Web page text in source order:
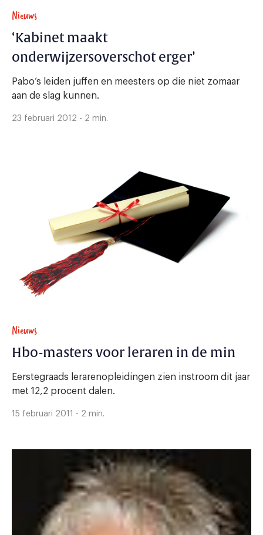
Nieuws
‘Kabinet maakt
onderwijzersoverschot erger’
Pabo’s leiden juffen en meesters op die niet zomaar
aan de slag kunnen.
23 februari 2012 - 2 min.
Nieuws
Hbo-masters voor leraren in de min
Eerstegraads lerarenopleidingen zien instroom dit jaar
met 12,2 procent dalen.
15 februari 2011 - 2 min.